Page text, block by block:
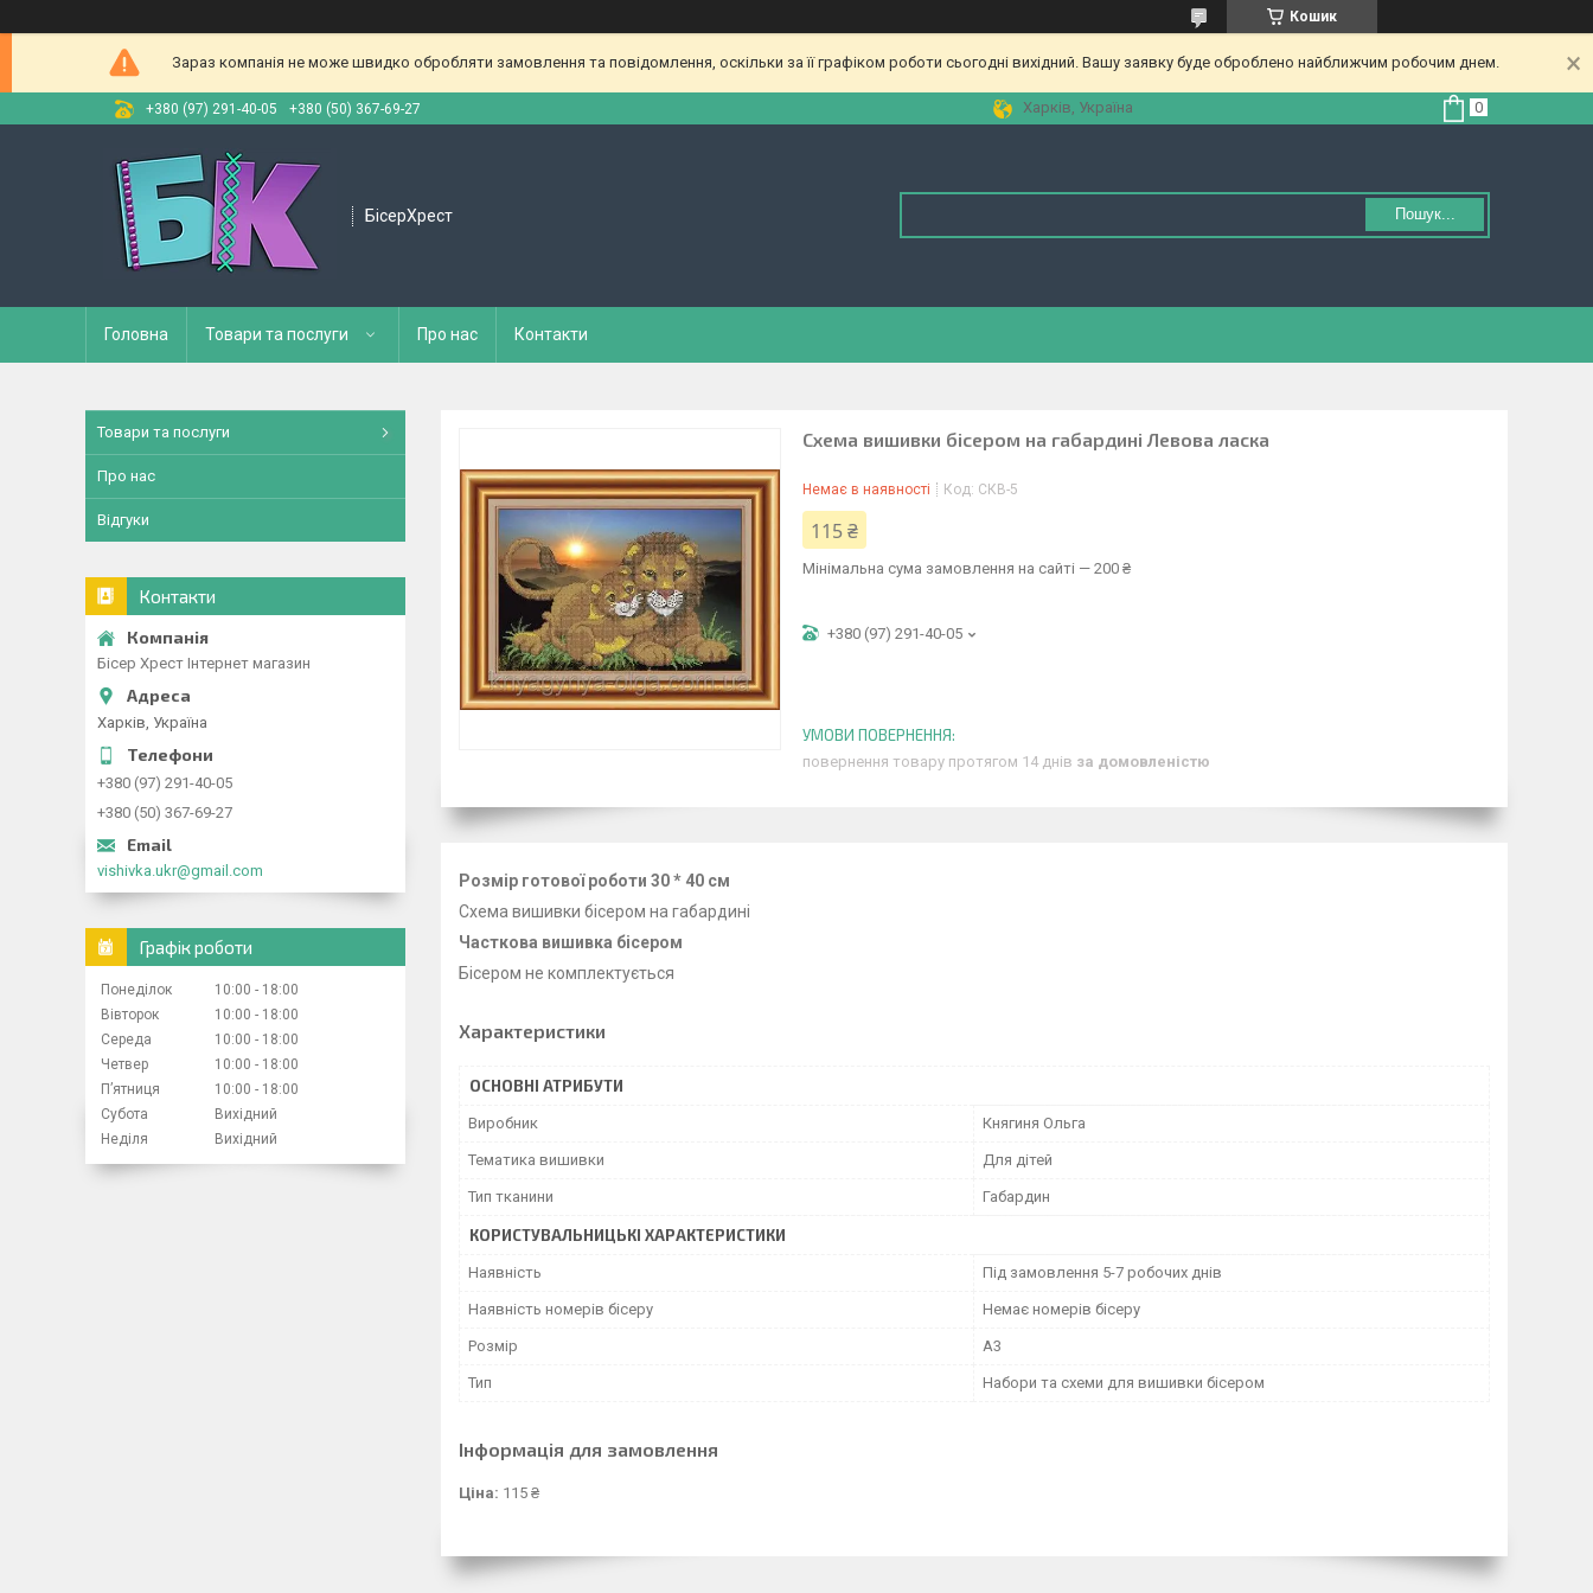
Кошик
Зараз компанія не може швидко обробляти замовлення та повідомлення, оскільки за її графіком роботи сьогодні вихідний. Вашу заявку буде оброблено найближчим робочим днем.
+380 (97) 291-40-05 +380 (50) 367-69-27 Харків, Україна
БісерХрест Пошук...
Головна Товари та послуги Про нас Контакти
Схема вишивки бісером на габардині Левова ласка
Немає в наявності Код: СКВ-5
115 ₴
Мінімальна сума замовлення на сайті — 200 ₴
+380 (97) 291-40-05
повернення товару протягом 14 днів за домовленістю
Розмір готової роботи 30 * 40 см
Схема вишивки бісером на габардині
Часткова вишивка бісером
Бісером не комплектується
Характеристики
ОСНОВНІ АТРИБУТИ
Виробник Княгиня Ольга
Тематика вишивки Для дітей
Тип тканини Габардин
КОРИСТУВАЛЬНИЦЬКІ ХАРАКТЕРИСТИКИ
Наявність Під замовлення 5-7 робочих днів
Наявність номерів бісеру Немає номерів бісеру
Розмір А3
Тип Набори та схеми для вишивки бісером
Інформація для замовлення
Ціна: 115 ₴
Товари та послуги
Про нас
Відгуки
Контакти
Бісер Хрест Інтернет магазин
Харків, Україна
+380 (97) 291-40-05
+380 (50) 367-69-27
vishivka.ukr@gmail.com
Графік роботи
Понеділок 10:00
18:00
Вівторок
10:00
18:00
Середа
10:00
18:00
Четвер
10:00
18:00
Пʼятниця
10:00
18:00
Субота
Вихідний
Неділя
Вихідний